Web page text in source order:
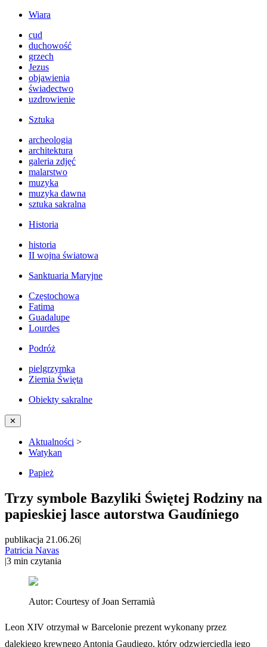
Wiara
cud
duchowość
grzech
Jezus
objawienia
świadectwo
uzdrowienie
Sztuka
archeologia
architektura
galeria zdjęć
malarstwo
muzyka
muzyka dawna
sztuka sakralna
Historia
historia
II wojna światowa
Sanktuaria Maryjne
Częstochowa
Fatima
Guadalupe
Lourdes
Podróż
pielgrzymka
Ziemia Święta
Obiekty sakralne
✕
Aktualności >
Watykan
Papież
Trzy symbole Bazyliki Świętej Rodziny na
papieskiej lasce autorstwa Gaudíniego
publikacja 21.06.26|
Patricia Navas
|3 min czytania
Autor: Courtesy of Joan Serramià
Leon XIV otrzymał w Barcelonie prezent wykonany przez
dalekiego krewnego Antonia Gaudiego, który odzwierciedla jego